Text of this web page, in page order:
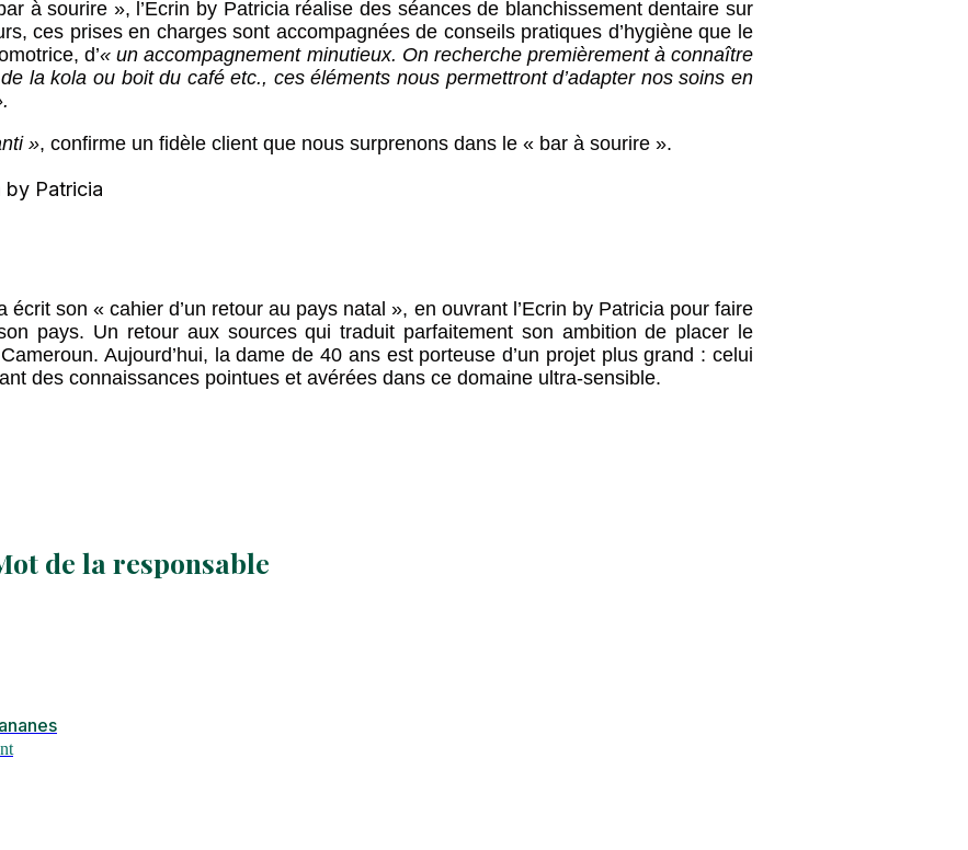
à sourire », l’Ecrin by Patricia réalise des séances de blanchissement dentaire sur
ces prises en charges sont accompagnées de conseils pratiques d’hygiène que le
d’« un accompagnement minutieux. On recherche premièrement à connaître
la kola ou boit du café etc., ces éléments nous permettront d’adapter nos soins en
», confirme un fidèle client que nous surprenons dans le « bar à sourire ».
son « cahier d’un retour au pays natal », en ouvrant l’Ecrin by Patricia pour faire
pays. Un retour aux sources qui traduit parfaitement son ambition de placer le
Aujourd’hui, la dame de 40 ans est porteuse d’un projet plus grand : celui
des connaissances pointues et avérées dans ce domaine ultra-sensible.
de la responsable